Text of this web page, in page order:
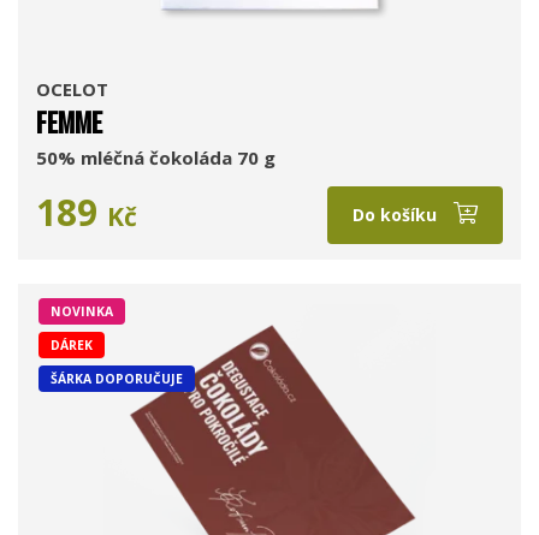
OCELOT
FEMME
50% mléčná čokoláda 70 g
189 Kč Do košíku
NOVINKA
DÁREK
ŠÁRKA DOPORUČUJE